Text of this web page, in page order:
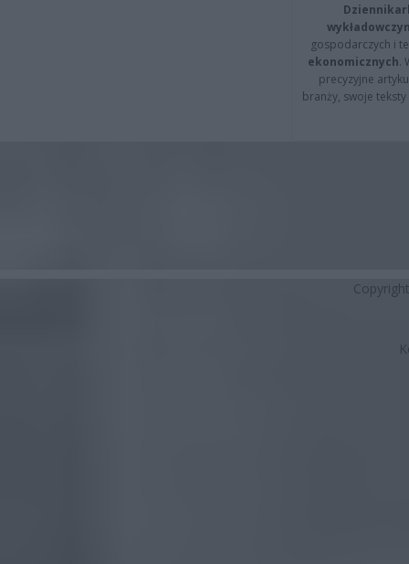
gospodarczych i
ekonomicznych.
precyzyjne
branży, swoje